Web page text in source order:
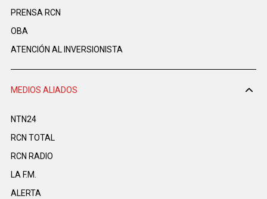
PRENSA RCN
OBA
ATENCIÓN AL INVERSIONISTA
MEDIOS ALIADOS
NTN24
RCN TOTAL
RCN RADIO
LA F.M.
ALERTA